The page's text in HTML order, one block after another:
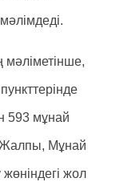
мәліметінше,
593 мұнай
Жалпы, Мұнай
жол